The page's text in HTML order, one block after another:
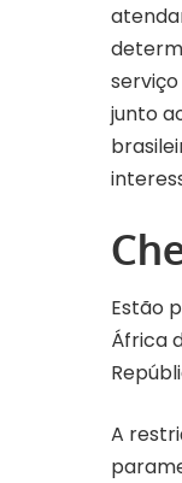
junto
Estão
África
A